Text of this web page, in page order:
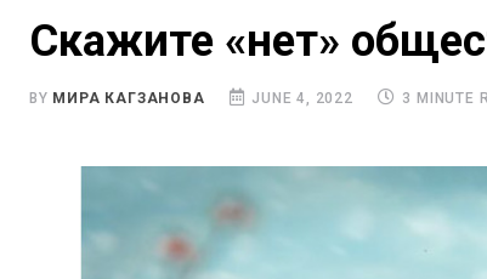
Скажите «нет»
BY МИРА КАГЗАНОВА JUNE 4, 2022 3 MINUTE